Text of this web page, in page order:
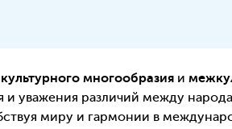
культурного многообразия и
уважения различий между
миру и гармонии в